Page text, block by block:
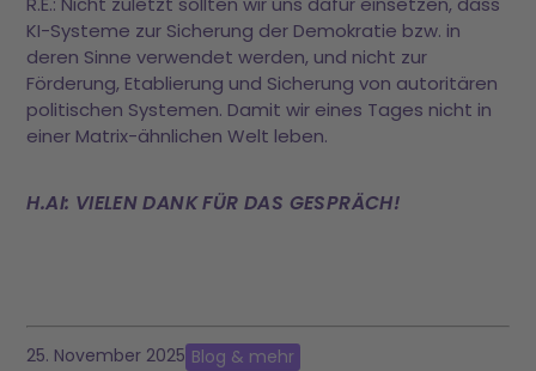
KI-Systeme zur Sicherung der Demokratie bzw. in
deren Sinne verwendet werden, und nicht zur
Förderung, Etablierung und Sicherung von autoritären
politischen Systemen. Damit wir eines Tages nicht in
einer Matrix-ähnlichen Welt leben.
H.AI: VIELEN DANK FÜR DAS GESPRÄCH!
25. November 2025 Blog & mehr